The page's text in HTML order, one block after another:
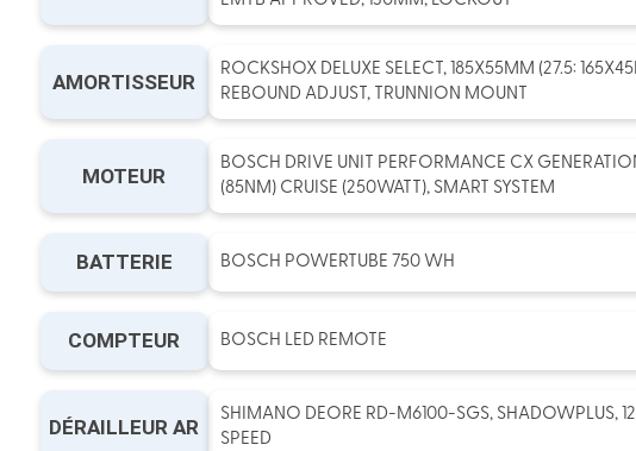
AMORTISSEUR
ROCKSHOX DELUXE SELECT, 185X55MM (27.5:
REBOUND ADJUST, TRUNNION MOUNT
MOTEUR
BOSCH DRIVE UNIT PERFORMANCE CX
(85NM) CRUISE (250WATT), SMART SYSTEM
BATTERIE BOSCH POWERTUBE 750 WH
COMPTEUR BOSCH LED REMOTE
DÉRAILLEUR AR
SHIMANO DEORE RD-M6100-SGS, SHADOWPLUS,
SPEED